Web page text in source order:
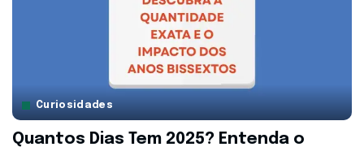
Curiosidades
Quantos Dias Tem 2025? Entenda o